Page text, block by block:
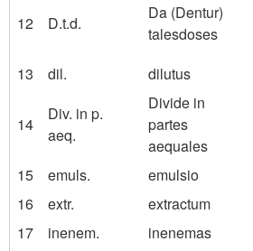
12 D.t.d.
Da (Dentur)
talesdoses
13
dil. dilutus
14
Div. in p.
aeq.
Divide in
partes
aequales
15
emuls. emulsio
16
extr. extractum
17
inenem. inenemas